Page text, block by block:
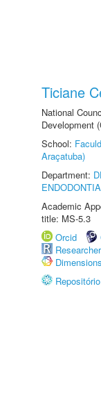
Ticiane
National
Development
School:
Araçatuba)
Department:
ENDODONTIA
Academic
title: MS-5.3
Orcid
Dimensions